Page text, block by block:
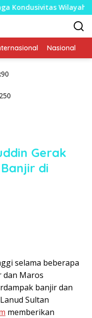
Wilayah, Babinsa
Nasional
Gerak
di
selama beberapa
dan Maros
banjir dan
Sultan
memberikan